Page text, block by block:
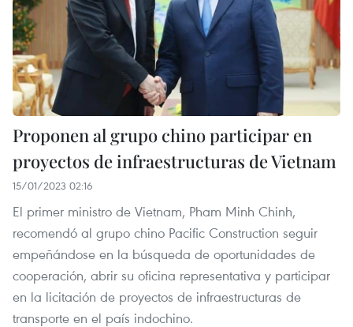
Proponen al grupo chino participar en
proyectos de infraestructuras de Vietnam
15/01/2023 02:16
El primer ministro de Vietnam, Pham Minh Chinh,
recomendó al grupo chino Pacific Construction seguir
empeñándose en la búsqueda de oportunidades de
cooperación, abrir su oficina representativa y participar
en la licitación de proyectos de infraestructuras de
transporte en el país indochino.